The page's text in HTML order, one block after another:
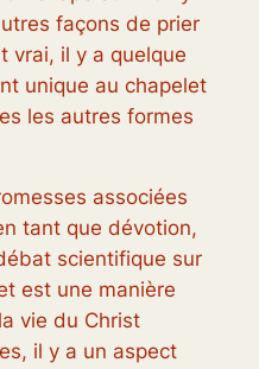
façons de prier
vrai, il y a quelque
unique au chapelet
les autres formes
associées
tant que dévotion,
scientifique sur
est une manière
vie du Christ
il y a un aspect